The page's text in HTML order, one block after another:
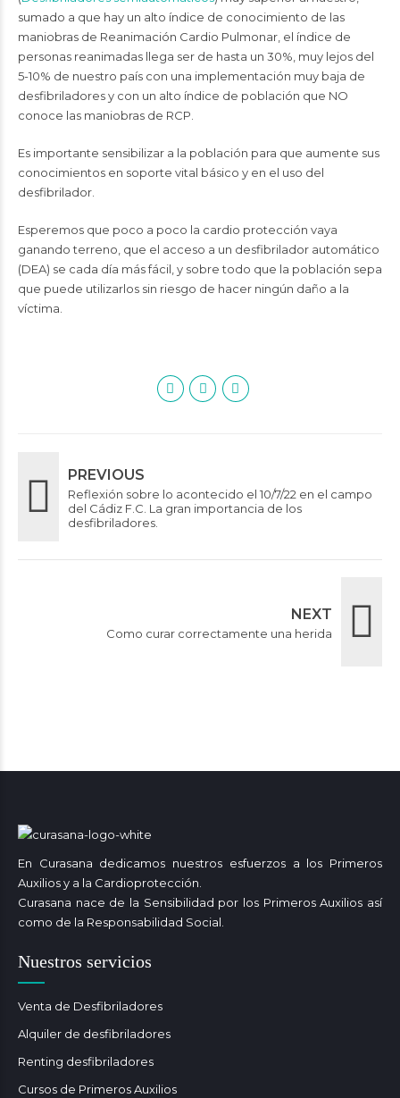
sumado a que hay un alto índice de conocimiento de las
maniobras de Reanimación Cardio Pulmonar, el índice de
personas reanimadas llega ser de hasta un 30%, muy lejos del
5-10% de nuestro país con una implementación muy baja de
desfibriladores y con un alto índice de población que NO
conoce las maniobras de RCP.
Es importante sensibilizar a la población para que aumente sus
conocimientos en soporte vital básico y en el uso del
desfibrilador.
Esperemos que poco a poco la cardio protección vaya
ganando terreno, que el acceso a un desfibrilador automático
(DEA) se cada día más fácil, y sobre todo que la población sepa
que puede utilizarlos sin riesgo de hacer ningún daño a la
víctima.
PREVIOUS
Reflexión sobre lo acontecido el 10/7/22 en el campo
del Cádiz F.C. La gran importancia de los
desfibriladores.
NEXT
Como curar correctamente una herida
En Curasana dedicamos nuestros esfuerzos a los Primeros
Auxilios y a la Cardioprotección.
Curasana nace de la Sensibilidad por los Primeros Auxilios así
como de la Responsabilidad Social.
Nuestros servicios
Venta de Desfibriladores
Alquiler de desfibriladores
Renting desfibriladores
Cursos de Primeros Auxilios